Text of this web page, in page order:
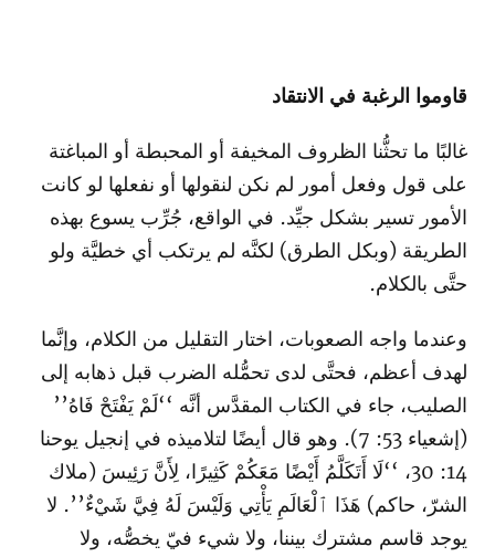
قاوموا الرغبة في الانتقاد
غالبًا ما تحثُّنا الظروف المخيفة أو المحبطة أو المباغتة
على قول وفعل أمور لم نكن لنقولها أو نفعلها لو كانت
الأمور تسير بشكل جيِّد. في الواقع، جُرِّب يسوع بهذه
الطريقة (وبكل الطرق) لكنَّه لم يرتكب أي خطيَّة ولو
حتَّى بالكلام.
وعندما واجه الصعوبات، اختار التقليل من الكلام، وإنَّما
لهدف أعظم، فحتَّى لدى تحمُّله الضرب قبل ذهابه إلى
الصليب، جاء في الكتاب المقدَّس أنَّه ‘‘لَمْ يَفْتَحْ فَاهُ’’
(إشعياء 53: 7). وهو قال أيضًا لتلاميذه في إنجيل يوحنا
14: 30، ‘‘لَا أَتَكَلَّمُ أَيْضًا مَعَكُمْ كَثِيرًا، لِأَنَّ رَئِيسَ (ملاك
الشرّ، حاكم) هَذَا ٱلْعَالَمِ يَأْتِي وَلَيْسَ لَهُ فِيَّ شَيْءٌ’’. لا
يوجد قاسم مشترك بيننا، ولا شيء فيّ يخصُّه، ولا